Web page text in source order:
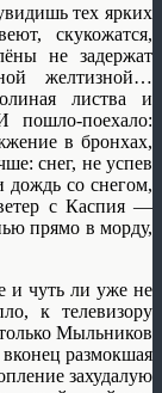
тех ярких
скукожатся,
не задержат
желтизной…
листва и
поехало:
в бронхах,
снег, не успев
дождь со снегом,
с Каспия —
прямо в морду,
и чуть ли уже не
к телевизору
Мыльников
размокшая
захудалую